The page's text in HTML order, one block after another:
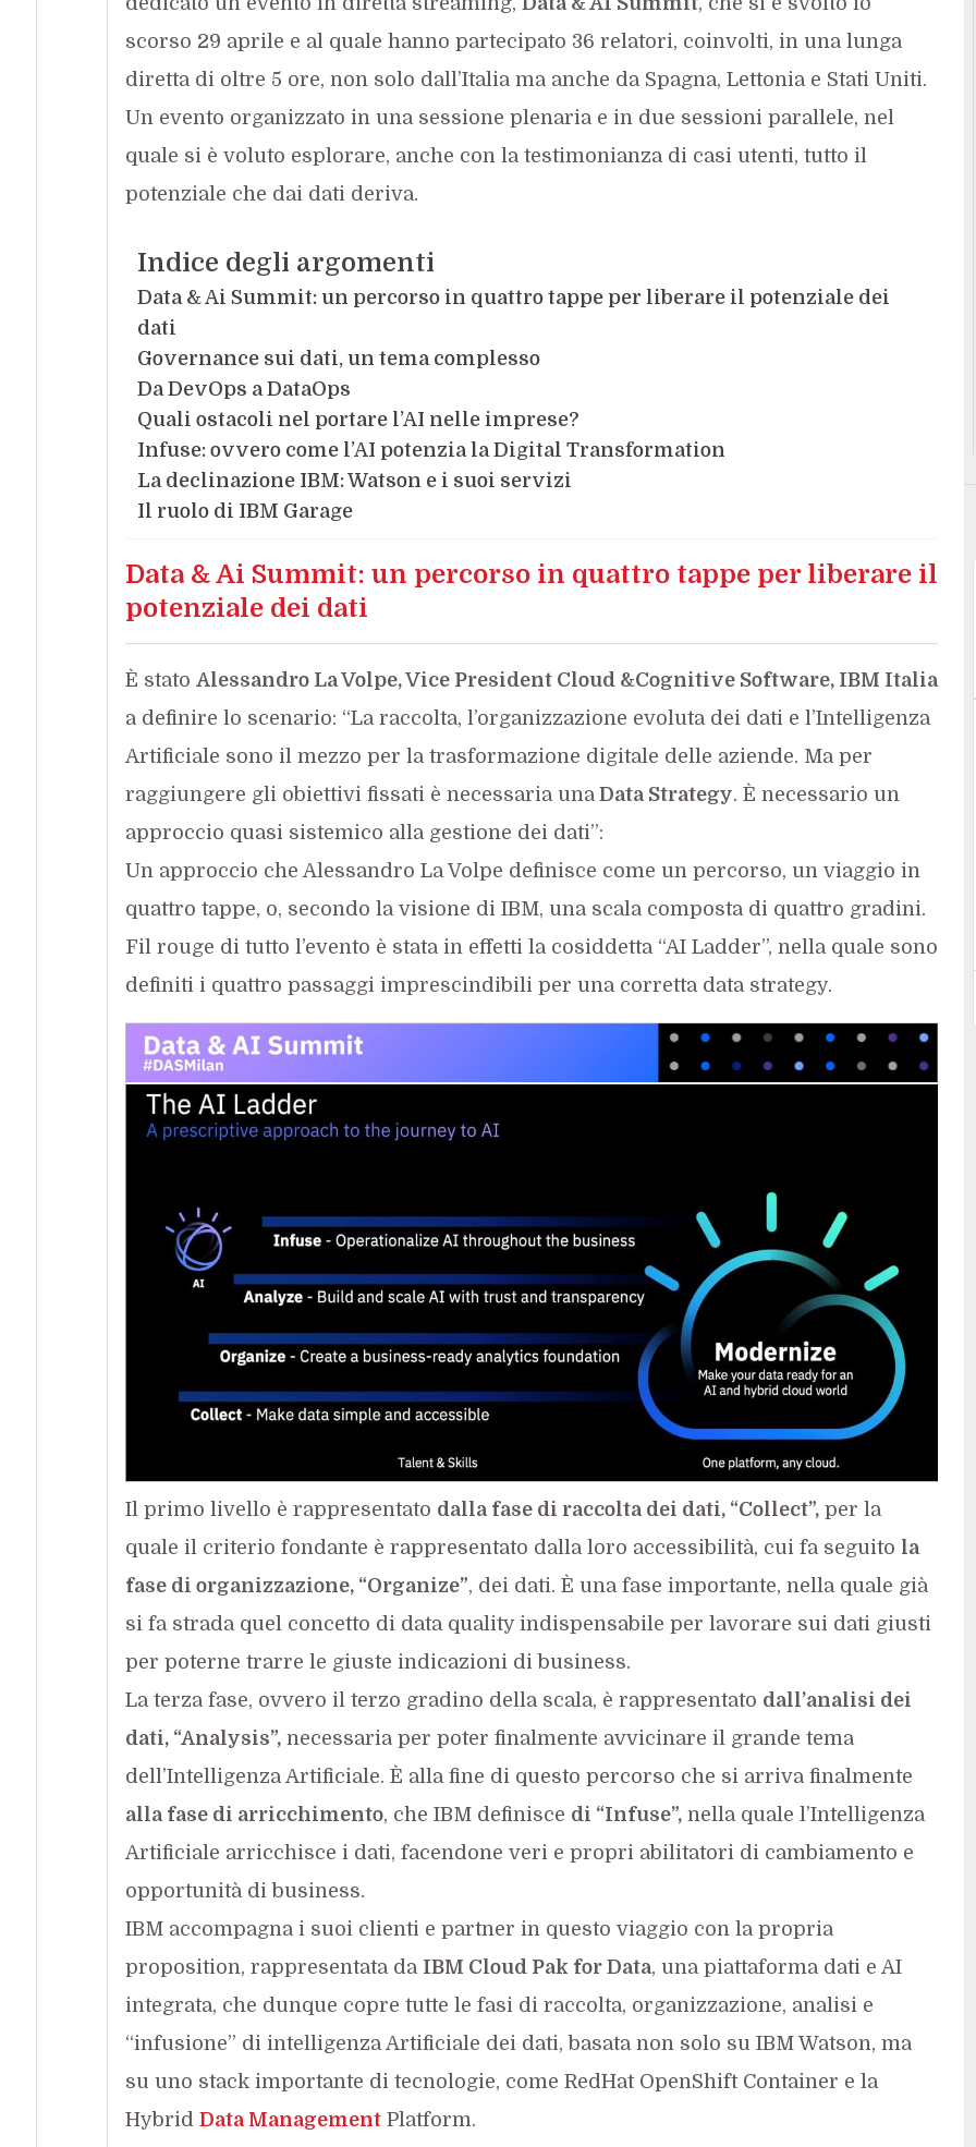
scorso 29 aprile e al quale hanno partecipato 36 relatori, coinvolti, in una lunga
diretta di oltre 5 ore, non solo dall’Italia ma anche da Spagna, Lettonia e Stati Uniti.
Un evento organizzato in una sessione plenaria e in due sessioni parallele, nel
quale si è voluto esplorare, anche con la testimonianza di casi utenti, tutto il
potenziale che dai dati deriva.
Indice degli argomenti
Data & Ai Summit: un percorso in quattro tappe per liberare il potenziale dei
dati
Governance sui dati, un tema complesso
Da DevOps a DataOps
Quali ostacoli nel portare l’AI nelle imprese?
Infuse: ovvero come l’AI potenzia la Digital Transformation
La declinazione IBM: Watson e i suoi servizi
Il ruolo di IBM Garage
Data & Ai Summit: un percorso in quattro tappe per liberare il
potenziale dei dati
È stato Alessandro La Volpe, Vice President Cloud &Cognitive Software, IBM Italia
a definire lo scenario: “La raccolta, l’organizzazione evoluta dei dati e l’Intelligenza
Artificiale sono il mezzo per la trasformazione digitale delle aziende. Ma per
raggiungere gli obiettivi fissati è necessaria una Data Strategy. È necessario un
approccio quasi sistemico alla gestione dei dati”:
Un approccio che Alessandro La Volpe definisce come un percorso, un viaggio in
quattro tappe, o, secondo la visione di IBM, una scala composta di quattro gradini.
Fil rouge di tutto l’evento è stata in effetti la cosiddetta “AI Ladder”, nella quale sono
definiti i quattro passaggi imprescindibili per una corretta data strategy.
Il primo livello è rappresentato dalla fase di raccolta dei dati, “Collect”,per la
quale il criterio fondante è rappresentato dalla loro accessibilità, cui fa seguito la
fase di organizzazione, “Organize”, dei dati. È una fase importante, nella quale già
si fa strada quel concetto di data quality indispensabile per lavorare sui dati giusti
per poterne trarre le giuste indicazioni di business.
La terza fase, ovvero il terzo gradino della scala, è rappresentato dall’analisi dei
dati, “Analysis”,necessaria per poter finalmente avvicinare il grande tema
dell’Intelligenza Artificiale. È alla fine di questo percorso che si arriva finalmente
alla fase di arricchimento, che IBM definisce di “Infuse”,nella quale l’Intelligenza
Artificiale arricchisce i dati, facendone veri e propri abilitatori di cambiamento e
opportunità di business.
IBM accompagna i suoi clienti e partner in questo viaggio con la propria
proposition, rappresentata da IBM Cloud Pak for Data, una piattaforma dati e AI
integrata, che dunque copre tutte le fasi di raccolta, organizzazione, analisi e
“infusione” di intelligenza Artificiale dei dati, basata non solo su IBM Watson, ma
su uno stack importante di tecnologie, come RedHat OpenShift Container e la
Hybrid Data ManagementPlatform.